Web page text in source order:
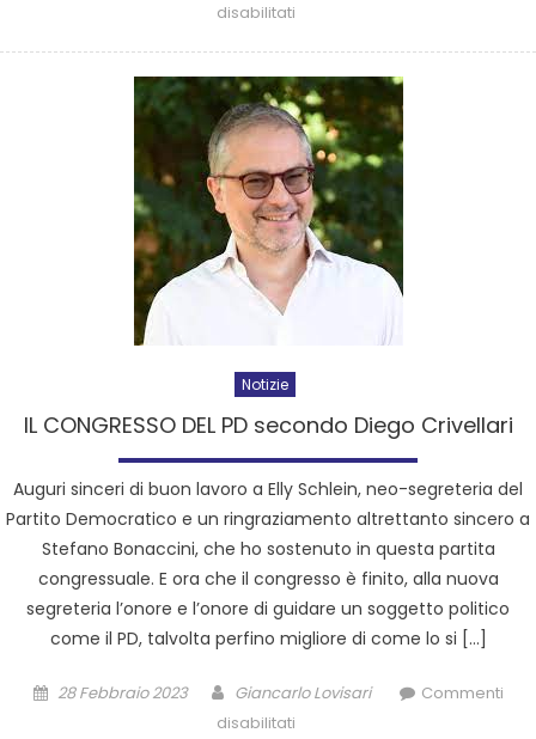
disabilitati
Notizie
IL CONGRESSO DEL PD secondo Diego Crivellari
Auguri sinceri di buon lavoro a Elly Schlein, neo-segreteria del
Partito Democratico e un ringraziamento altrettanto sincero a
Stefano Bonaccini, che ho sostenuto in questa partita
congressuale. E ora che il congresso è finito, alla nuova
segreteria l’onore e l’onore di guidare un soggetto politico
come il PD, talvolta perfino migliore di come lo si […]
28 Febbraio 2023 Giancarlo Lovisari
Commenti
disabilitati